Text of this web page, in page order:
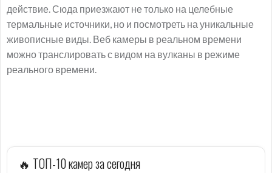
действие. Сюда приезжают не только на целебные
термальные источники, но и посмотреть на уникальные
живописные виды. Веб камеры в реальном времени
можно транслировать с видом на вулканы в режиме
реального времени.
🔥 ТОП-10 камер за сегодня